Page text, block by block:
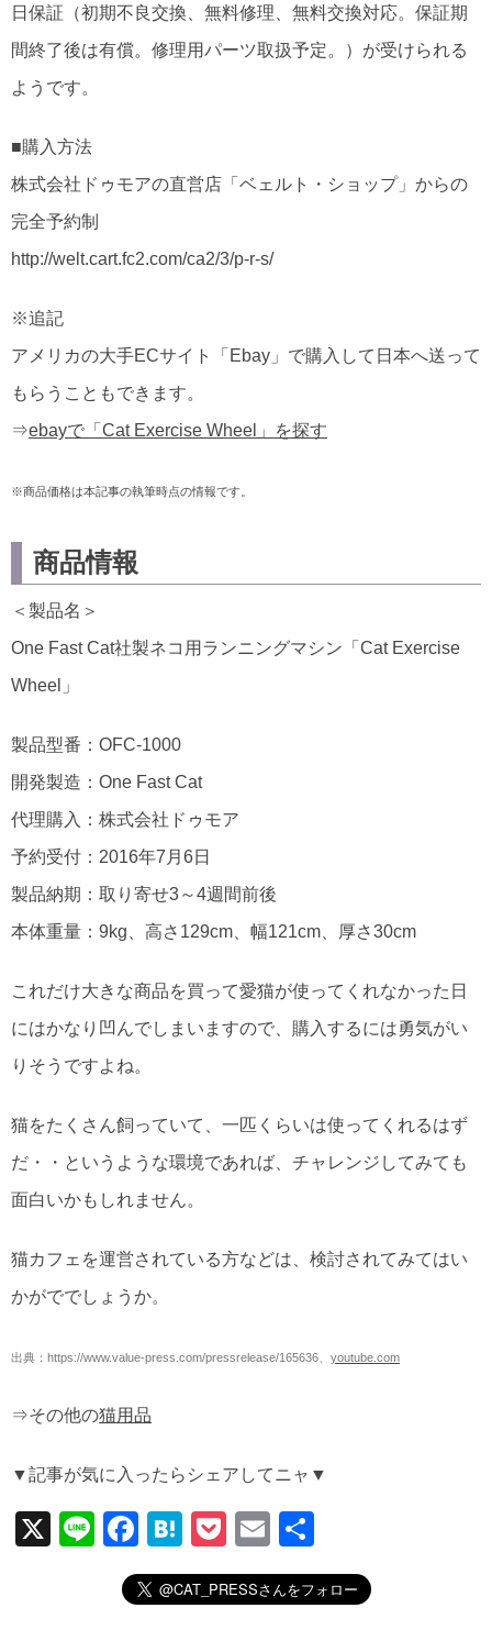
日保証（初期不良交換、無料修理、無料交換対応。保証期
間終了後は有償。修理用パーツ取扱予定。）が受けられる
ようです。
■購入方法
株式会社ドゥモアの直営店「ベェルト・ショップ」からの
完全予約制
http://welt.cart.fc2.com/ca2/3/p-r-s/
※追記
アメリカの大手ECサイト「Ebay」で購入して日本へ送って
もらうこともできます。
⇒ebayで「Cat Exercise Wheel」を探す
※商品価格は本記事の執筆時点の情報です。
商品情報
＜製品名＞
One Fast Cat社製ネコ用ランニングマシン「Cat Exercise
Wheel」
製品型番：OFC-1000
開発製造：One Fast Cat
代理購入：株式会社ドゥモア
予約受付：2016年7月6日
製品納期：取り寄せ3～4週間前後
本体重量：9kg、高さ129cm、幅121cm、厚さ30cm
これだけ大きな商品を買って愛猫が使ってくれなかった日
にはかなり凹んでしまいますので、購入するには勇気がい
りそうですよね。
猫をたくさん飼っていて、一匹くらいは使ってくれるはず
だ・・というような環境であれば、チャレンジしてみても
面白いかもしれません。
猫カフェを運営されている方などは、検討されてみてはい
かがででしょうか。
出典：https://www.value-press.com/pressrelease/165636、 youtube.com
⇒その他の猫用品
▼記事が気に入ったらシェアしてニャ▼
X
Li
F
a
c
H
at
e
P
o
ck
E
m
ail
有